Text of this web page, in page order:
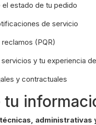
estado de tu pedido
de servicio
(PQR)
y tu experiencia
y contractuales
tu
técnicas, administrativas